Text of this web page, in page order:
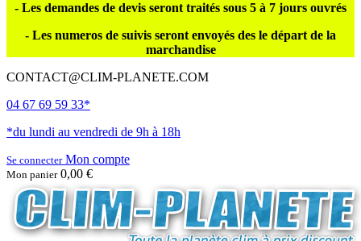
- Les demandes de devis seront traités sous 5 à 7 jours ouvrés
- Les numeros de suivis seront envoyés des le départ de la
marchandise
CONTACT@CLIM-PLANETE.COM
04 67 69 59 33*
*du lundi au vendredi de 9h à 18h
Se connecterMon compte
Mon panier 0,00 €